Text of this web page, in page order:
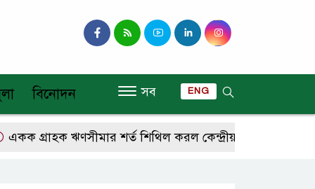
বিনোদন সব ENG
গ্রাহক ঋণসীমার শর্ত শিথিল করল কেন্দ্রীয় ব্যাংক